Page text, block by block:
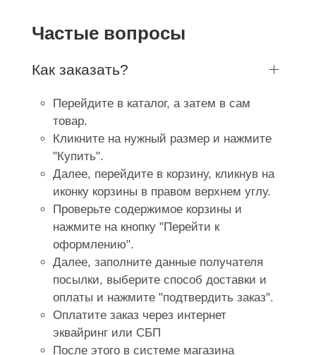
Частые вопросы
Как заказать?
Перейдите в каталог, а затем в сам
товар.
Кликните на нужный размер и нажмите
"Купить".
Далее, перейдите в корзину, кликнув на
иконку корзины в правом верхнем углу.
Проверьте содержимое корзины и
нажмите на кнопку "Перейти к
оформлению".
Далее, заполните данные получателя
посылки, выберите способ доставки и
оплаты и нажмите "подтвердить заказ".
Оплатите заказ через интернет
эквайринг или СБП
После этого в системе магазина